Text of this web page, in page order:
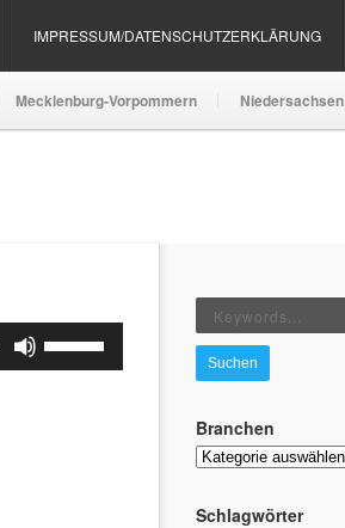
IMPRESSUM/DATENSCHUTZERKLÄRUNG
Mecklenburg-Vorpommern Niedersachsen
Hoch/Runter
Suchen
Branchen
Branchen
Schlagwörter